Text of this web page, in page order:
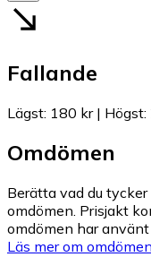
Fallande
Lägst: 180 kr| Högst:
Omdömen
Berätta vad du
omdömen. Prisjakt
omdömen har
Läs mer om